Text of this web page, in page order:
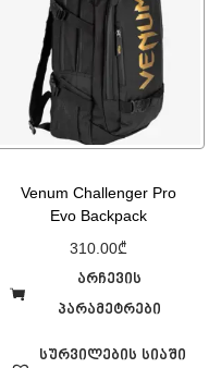
Venum Challenger Pro
Evo Backpack
310.00₾
არჩევის
პარამეტრები
სურვილების სიაში